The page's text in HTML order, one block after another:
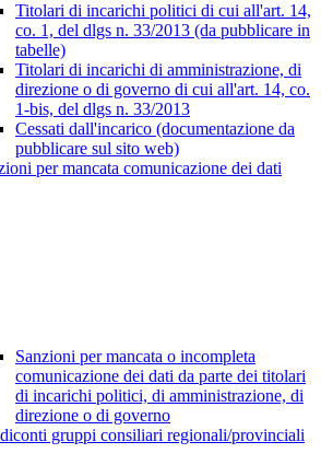
Titolari di incarichi politici di cui all'art. 14,
co. 1, del dlgs n. 33/2013 (da pubblicare in
tabelle)
Titolari di incarichi di amministrazione, di
direzione o di governo di cui all'art. 14, co.
1-bis, del dlgs n. 33/2013
Cessati dall'incarico (documentazione da
pubblicare sul sito web)
per mancata comunicazione dei dati
Sanzioni per mancata o incompleta
comunicazione dei dati da parte dei titolari
di incarichi politici, di amministrazione, di
direzione o di governo
gruppi consiliari regionali/provinciali